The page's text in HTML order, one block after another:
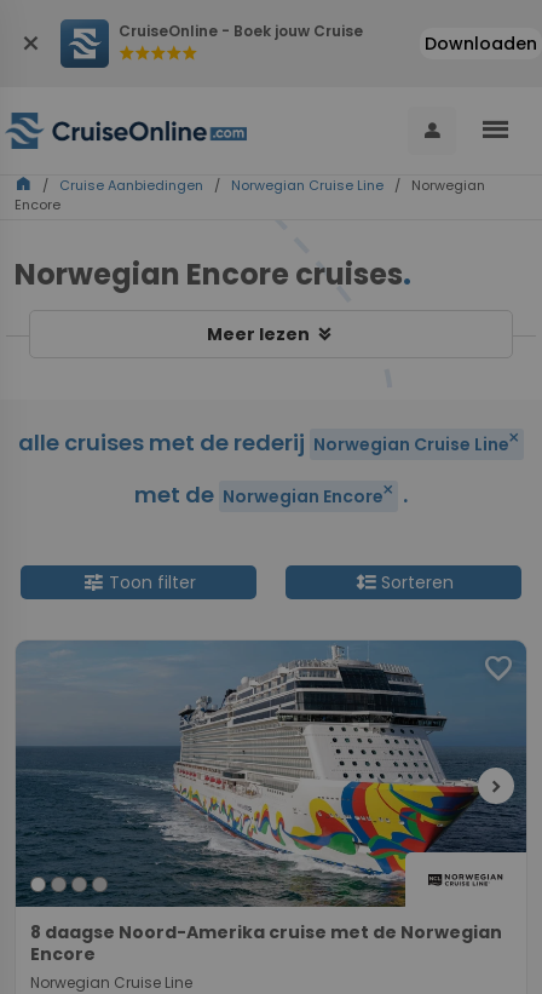
close CruiseOnline - Boek jouw Cruise
starstarstarstarstar Downloaden
person menu
home / Cruise Aanbiedingen / Norwegian Cruise Line / Norwegian
Encore
Norwegian Encore cruises.
Meer lezen keyboard_double_arrow_down
alle cruises met de rederij Norwegian Cruise Lineclose
met de Norwegian Encoreclose .
tune Toon filter format_line_spacingSorteren
favorite
chevron_right
8 daagse Noord-Amerika cruise met de Norwegian
Encore
Norwegian Cruise Line